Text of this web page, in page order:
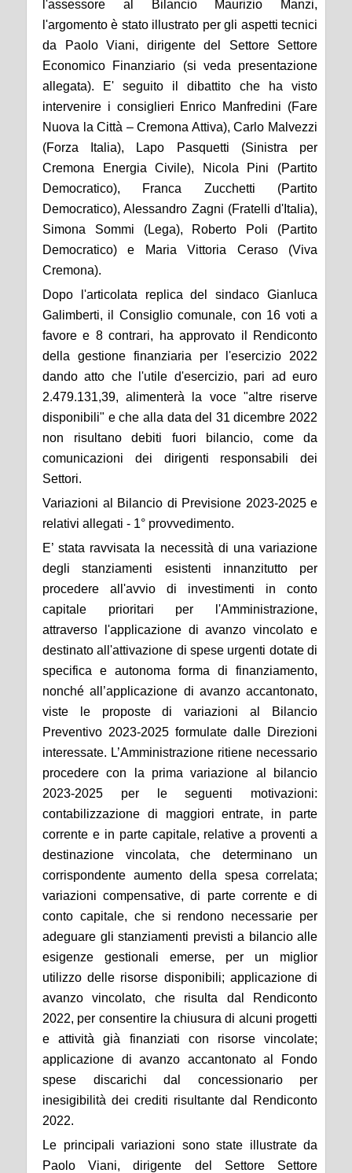
l'assessore al Bilancio Maurizio Manzi,
l'argomento è stato illustrato per gli aspetti tecnici
da
Paolo Viani, dirigente del Settore Settore
Economico Finanziario (si veda presentazione
allegata).
E' seguito il dibattito che ha visto
intervenire i consiglieri Enrico Manfredini (Fare
Nuova la Città – Cremona Attiva), Carlo Malvezzi
(Forza Italia), Lapo Pasquetti (Sinistra per
Cremona Energia Civile), Nicola Pini (Partito
Democratico), Franca Zucchetti (Partito
Democratico), Alessandro Zagni (Fratelli d'Italia),
Simona Sommi (Lega), Roberto Poli (Partito
Democratico) e Maria Vittoria Ceraso (Viva
Cremona).
Dopo l'articolata replica del sindaco Gianluca
Galimberti, il Consigliocomunale, con 16 voti a
favore e 8 contrari, ha approvato il Rendiconto
della gestione finanziaria per l'esercizio 2022
dando atto che l'utile d'esercizio, pari ad euro
2.479.131,39, alimenterà la voce "altre riserve
disponibili" e che alla data del 31 dicembre 2022
non risultano debiti fuori bilancio, come da
comunicazioni dei dirigenti responsabili dei
Settori.
Variazioni al Bilancio di Previsione 2023-2025 e
relativi allegati - 1° provvedimento.
E’ stata ravvisata la necessità di una variazione
degli stanziamenti esistenti innanzitutto per
procedere all'avvio di investimenti in conto
capitale prioritari per l'Amministrazione,
attraverso l'applicazione di avanzo vincolato e
destinato all'attivazione di spese urgenti dotate di
specifica e autonoma forma di finanziamento,
nonché all’applicazione di avanzo accantonato,
viste le proposte di variazioni al Bilancio
Preventivo 2023-2025 formulate dalle Direzioni
interessate. L’Amministrazione ritiene necessario
procedere con la prima variazione al bilancio
2023-2025 per le seguenti motivazioni:
contabilizzazione di maggiori entrate, in parte
corrente e in parte capitale, relative a proventi a
destinazione vincolata, che determinano un
corrispondente aumento della spesa correlata;
variazioni compensative, di parte corrente e di
conto capitale, che si rendono necessarie per
adeguare gli stanziamenti previsti a bilancio alle
esigenze gestionali emerse, per un miglior
utilizzo delle risorse disponibili; applicazione di
avanzo vincolato, che risulta dal Rendiconto
2022, per consentire la chiusura di alcuni progetti
e attività già finanziati con risorse vincolate;
applicazione di avanzo accantonato al Fondo
spese discarichi dal concessionario per
inesigibilità dei crediti risultante dal Rendiconto
2022.
Le principali variazioni sono state illustrate da
Paolo Viani, dirigente del Settore Settore